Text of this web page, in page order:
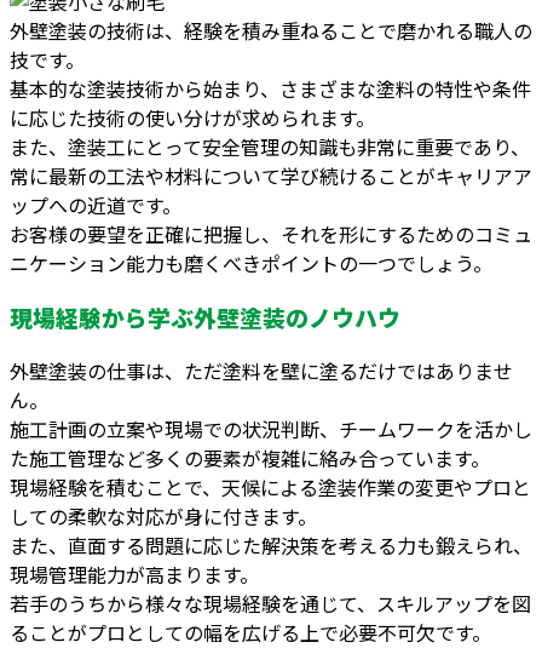
外壁塗装の技術は、経験を積み重ねることで磨かれる職人の
技です。
基本的な塗装技術から始まり、さまざまな塗料の特性や条件
に応じた技術の使い分けが求められます。
また、塗装工にとって安全管理の知識も非常に重要であり、
常に最新の工法や材料について学び続けることがキャリアア
ップへの近道です。
お客様の要望を正確に把握し、それを形にするためのコミュ
ニケーション能力も磨くべきポイントの一つでしょう。
現場経験から学ぶ外壁塗装のノウハウ
外壁塗装の仕事は、ただ塗料を壁に塗るだけではありませ
ん。
施工計画の立案や現場での状況判断、チームワークを活かし
た施工管理など多くの要素が複雑に絡み合っています。
現場経験を積むことで、天候による塗装作業の変更やプロと
しての柔軟な対応が身に付きます。
また、直面する問題に応じた解決策を考える力も鍛えられ、
現場管理能力が高まります。
若手のうちから様々な現場経験を通じて、スキルアップを図
ることがプロとしての幅を広げる上で必要不可欠です。